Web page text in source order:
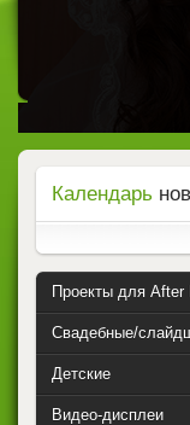
Календарь
Проекты для After
Свадебные/
Детские
Видео-дисплеи